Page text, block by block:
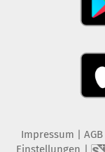
Impressum AGB
Einstellungen